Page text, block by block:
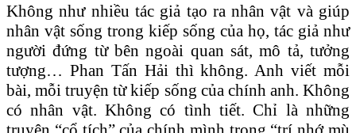
Không như nhiều tác giả tạo ra nhân vật và giúp
nhân vật sống trong kiếp sống của họ, tác giả như
người đứng từ bên ngoài quan sát, mô tả, tưởng
tượng… Phan Tấn Hải thì không. Anh viết mỗi
bài, mỗi truyện từ kiếp sống của chính anh. Không
có nhân vật. Không có tình tiết. Chỉ là những